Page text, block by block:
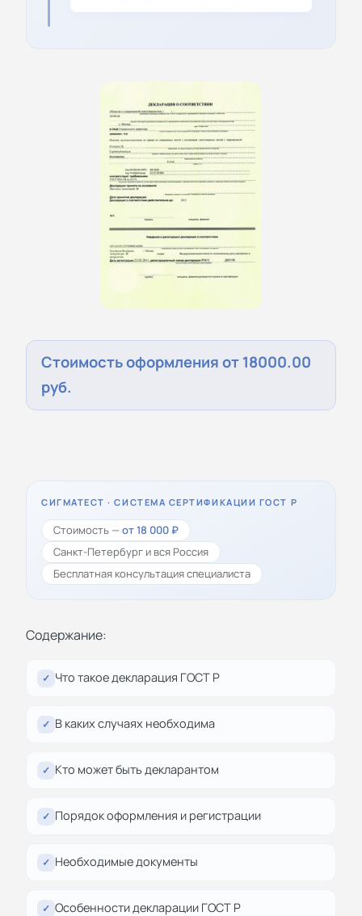
Стоимость оформления от 18000.00
руб.
СИГМАТЕСТ · СИСТЕМА СЕРТИФИКАЦИИ ГОСТ Р
Стоимость —от 18 000 ₽
Санкт-Петербург и вся Россия
Бесплатная консультация специалиста
Содержание:
✓ Что такое декларация ГОСТ Р
✓ В каких случаях необходима
✓ Кто может быть декларантом
✓ Порядок оформления и регистрации
✓ Необходимые документы
✓ Особенности декларации ГОСТ Р